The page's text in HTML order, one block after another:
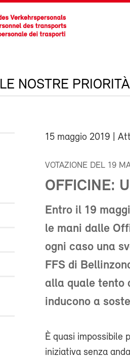
LE NOSTRE PRIORITÀ
15 maggio 2019 |
VOTAZIONE DEL 19
OFFICINE:
Entro il 19
le mani dalle
ogni caso una
FFS di
alla quale tento
inducono a
È quasi impossibile
iniziativa senza